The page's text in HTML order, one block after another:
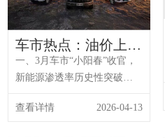
车市热点：油价上涨
＞降价促销，新能源
渗透率3月52.9%已
一、3月车市“小阳春”收官，
新能源渗透率历史性突破
其实的“小阳春”。乘联分会最
查看详情 2026-04-13